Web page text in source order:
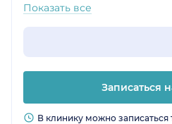
Показать все
Записаться
В клинику можно